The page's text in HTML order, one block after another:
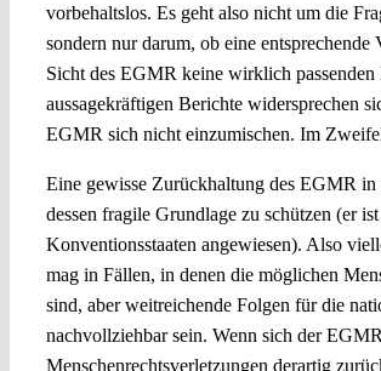
vorbehaltslos. Es geht also nicht um die
sondern nur darum, ob eine
Sicht des EGMR keine wirklich
aussagekräftigen Berichte widersprechen
EGMR sich nicht einzumischen. Im
Eine gewisse Zurückhaltung des EGMR
dessen fragile Grundlage zu schützen (er
Konventionsstaaten angewiesen). Also
mag in Fällen, in denen die möglichen
sind, aber weitreichende Folgen für die
nachvollziehbar sein. Wenn sich der
Menschenrechtsverletzungen derartig